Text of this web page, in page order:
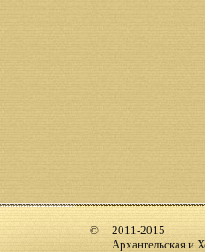
2011-2015
Архангельская и